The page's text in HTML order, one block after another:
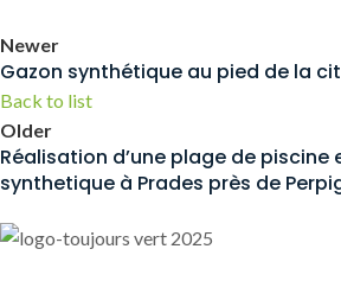
Newer
Gazon synthétique au pied de la
Back to list
Older
Réalisation d’une plage de piscine
synthetique à Prades près de